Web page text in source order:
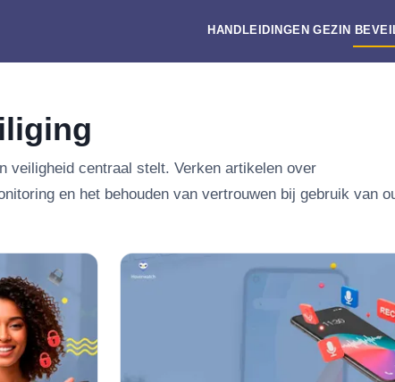
HANDLEIDINGEN GEZIN
veiligheid centraal stelt. Verken artikelen over
en het behouden van vertrouwen bij gebruik van